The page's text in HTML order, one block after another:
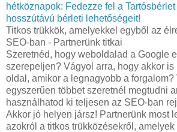
hétköznapok: Fedezze fel a
hosszútávú bérleti lehetőségeit!
Titkos trükkök, amelyekkel egyből az
SEO-ban - Partnerünk titkai
Szeretnéd, hogy weboldalad a Google
szerepeljen? Vágyol arra, hogy akkor is
oldal, amikor a legnagyobb a forgalom?
egyszerűen többet szeretnél megtudni
használhatod ki teljesen az SEO-ban
Akkor jó helyen jársz! Partnerünk most
azokról a titkos trükközésekről,